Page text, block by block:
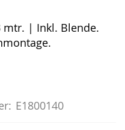
mtr. | Inkl. Blende.
E1800140